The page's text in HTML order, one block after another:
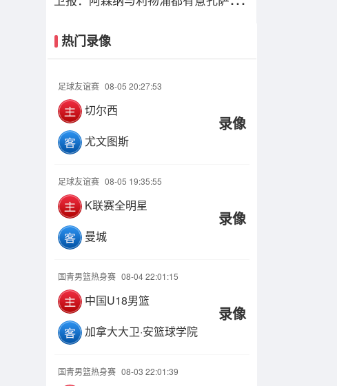
热门录像
足球友谊赛 08-05 20:27:53
切尔西
尤文图斯
录像
足球友谊赛 08-05 19:35:55
K联赛全明星
曼城
录像
国青男篮热身赛 08-04 22:01:15
中国U18男篮
加拿大大卫·安篮球学院
录像
国青男篮热身赛 08-03 22:01:39